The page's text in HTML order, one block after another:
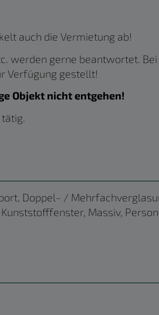
auch die Vermietung ab!
werden gerne beantwortet.
Verfügung gestellt!
Objekt nicht entgehen!
Doppel- /
Kunststofffenster Massiv